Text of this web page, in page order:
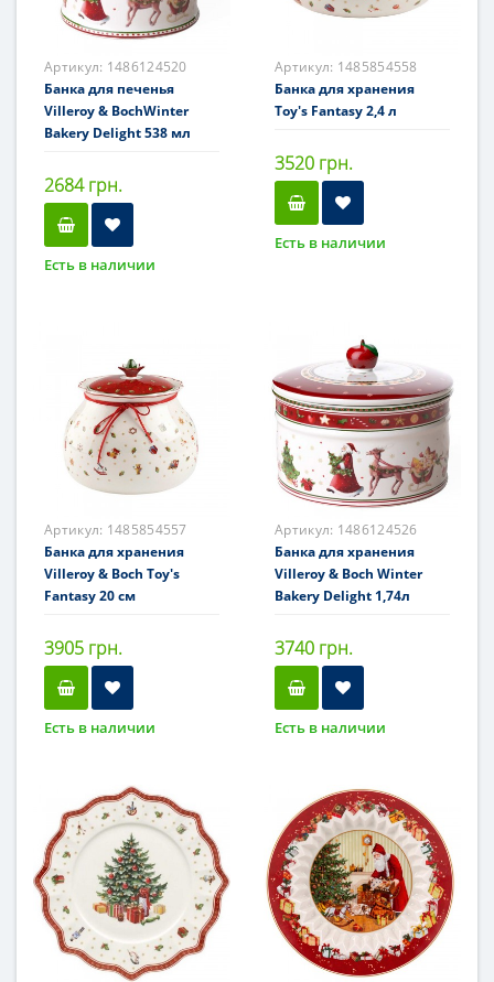
Артикул: 1486124520
Банка для печенья
Villeroy & BochWinter
Bakery Delight 538 мл
2684 грн.
Есть в наличии
Артикул: 1485854558
Банка для хранения
Toy's Fantasy 2,4 л
3520 грн.
Есть в наличии
Артикул: 1485854557
Банка для хранения
Villeroy & Boch Toy's
Fantasy 20 см
3905 грн.
Есть в наличии
Артикул: 1486124526
Банка для хранения
Villeroy & Boch Winter
Bakery Delight 1,74л
3740 грн.
Есть в наличии